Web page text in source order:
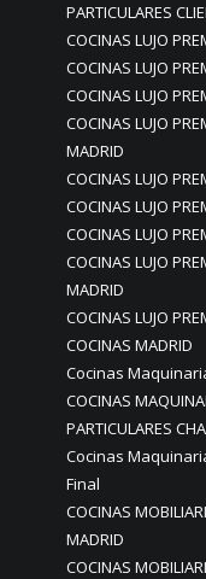
PARTICULARES
COCINAS LUJO
COCINAS LUJO
COCINAS LUJO
COCINAS LUJO
MADRID
COCINAS LUJO
COCINAS LUJO
COCINAS LUJO
COCINAS LUJO
MADRID
COCINAS LUJO
COCINAS MADRID
Cocinas
COCINAS
PARTICULARES
Cocinas
Final
COCINAS
MADRID
COCINAS